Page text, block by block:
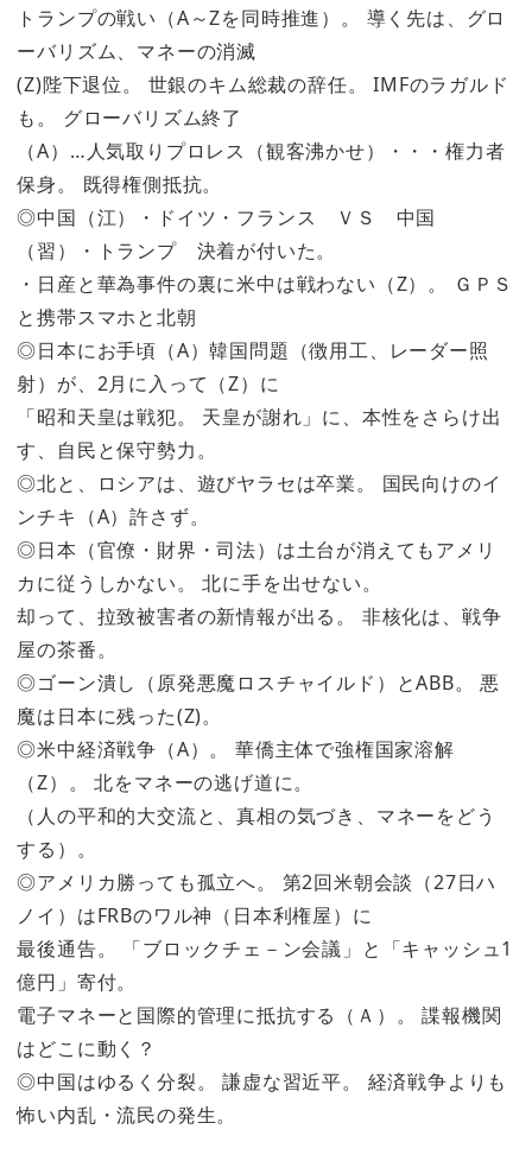
トランプの戦い（A～Zを同時推進）。 導く先は、グロ
ーバリズム、マネーの消滅
(Z)陛下退位。 世銀のキム総裁の辞任。 IMFのラガルド
も。 グローバリズム終了
（A）…人気取りプロレス（観客沸かせ）・・・権力者
保身。 既得権側抵抗。
◎中国（江）・ドイツ・フランス ＶＳ 中国
（習）・トランプ 決着が付いた。
・日産と華為事件の裏に米中は戦わない（Z）。 ＧＰＳ
と携帯スマホと北朝
◎日本にお手頃（A）韓国問題（徴用工、レーダー照
射）が、2月に入って（Z）に
「昭和天皇は戦犯。 天皇が謝れ」に、本性をさらけ出
す、自民と保守勢力。
◎北と、ロシアは、遊びヤラセは卒業。 国民向けのイ
ンチキ（A）許さず。
◎日本（官僚・財界・司法）は土台が消えてもアメリ
カに従うしかない。 北に手を出せない。
却って、拉致被害者の新情報が出る。 非核化は、戦争
屋の茶番。
◎ゴーン潰し（原発悪魔ロスチャイルド）とABB。 悪
魔は日本に残った(Z)。
◎米中経済戦争（A）。 華僑主体で強権国家溶解
（Z）。 北をマネーの逃げ道に。
（人の平和的大交流と、真相の気づき、マネーをどう
する）。
◎アメリカ勝っても孤立へ。 第2回米朝会談（27日ハ
ノイ）はFRBのワル神（日本利権屋）に
最後通告。 「ブロックチェ－ン会議」と「キャッシュ1
億円」寄付。
電子マネーと国際的管理に抵抗する（Ａ）。 諜報機関
はどこに動く？
◎中国はゆるく分裂。 謙虚な習近平。 経済戦争よりも
怖い内乱・流民の発生。